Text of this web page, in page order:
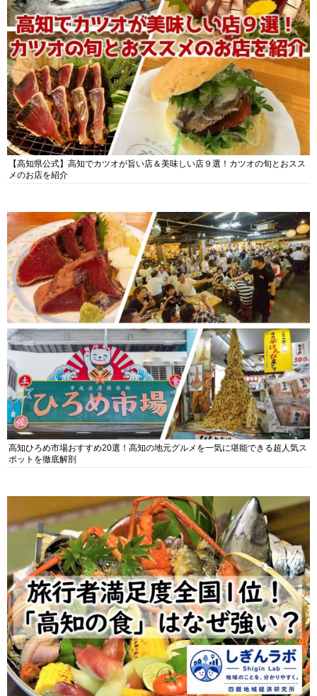
【高知県公式】高知でカツオが旨い店＆美味しい店９選！カツオの旬とおスス
メのお店を紹介
高知ひろめ市場おすすめ20選！高知の地元グルメを一気に堪能できる超人気ス
ポットを徹底解剖